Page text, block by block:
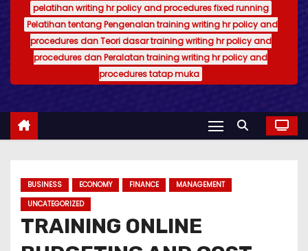
pelatihan writing hr policy and procedures fixed running
Pelatihan tentang Pengenalan training writing hr policy and
procedures dan Teori dasar training writing hr policy and
procedures dan Peralatan training writing hr policy and
procedures tatap muka
BUSINESS ECONOMY FINANCE
MANAGEMENT
UNCATEGORIZED
TRAINING ONLINE